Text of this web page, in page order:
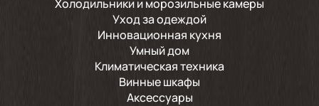
Холодильники и морозильные камеры
Уход за одеждой
Инновационная кухня
Умный дом
Климатическая техника
Винные шкафы
Аксессуары